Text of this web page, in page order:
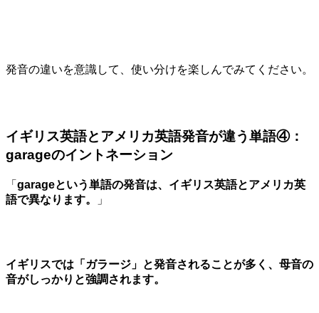
発音の違いを意識して、使い分けを楽しんでみてください。
イギリス英語とアメリカ英語発音が違う単語④：
garageのイントネーション
「 garageという単語の発音は、イギリス英語とアメリカ英
語で異なります。
」
イギリスでは「 ガラージ 」と発音されることが多く、母音の
音がしっかりと強調されます。